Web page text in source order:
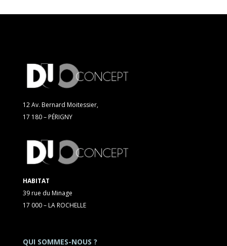
12 Av. Bernard Moitessier,
17 180 – PÉRIGNY
HABITAT
39 rue du Minage
17 000 – LA ROCHELLE
QUI SOMMES-NOUS ?